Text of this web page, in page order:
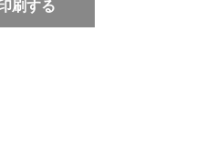
印刷する